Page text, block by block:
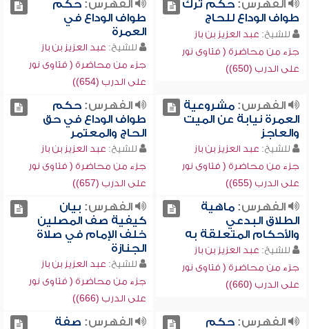
الفهرس:حكم ترك
طواف الوداع للحاج
للشيخ: عبد العزيز بن باز
جزء من محاضرة ( فتاوى نور
على الدرب (650))
الفهرس:حكم
طواف الوداع في
العمرة
للشيخ: عبد العزيز بن باز
جزء من محاضرة ( فتاوى نور
على الدرب (654))
الفهرس:مشروعية
العمرة نيابة عن الميت
والعاجز
للشيخ: عبد العزيز بن باز
جزء من محاضرة ( فتاوى نور
على الدرب (655))
الفهرس:حكم
طواف الوداع في حق
الحاج والمعتمر
للشيخ: عبد العزيز بن باز
جزء من محاضرة ( فتاوى نور
على الدرب (657))
الفهرس:ماهية
الطلاق البدعي
والأحكام المتعلقة به
للشيخ: عبد العزيز بن باز
جزء من محاضرة ( فتاوى نور
على الدرب (660))
الفهرس: بيان
كيفية صف المصلين
خلف الإمام في صلاة
الجنازة
للشيخ: عبد العزيز بن باز
جزء من محاضرة ( فتاوى نور
على الدرب (666))
الفهرس:حكم
الفهرس: صفة